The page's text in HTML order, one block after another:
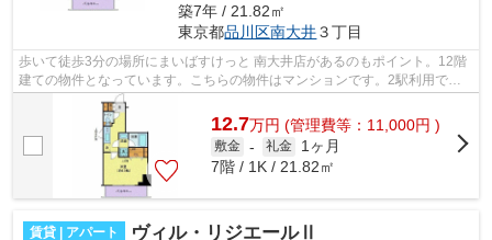
築7年 / 21.82㎡
東京都品川区南大井３丁目
歩いて徒歩3分の場所にまいばすけっと 南大井店があるのもポイント。12階
建ての物件となっています。こちらの物件はマンションです。2駅利用でき
る場所にあるので利便性が高いです。当...
12.7万円 (管理費等：11,000円 )
敷金 - 礼金
1ヶ月
7階 / 1K / 21.82㎡
賃貸 | アパート ヴィル・リジエールⅡ